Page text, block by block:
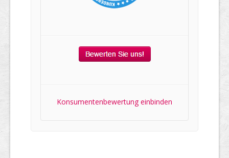
Konsumentenbewertung einbinden